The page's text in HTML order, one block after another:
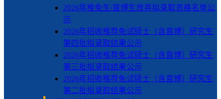
2026年推免生/直博生放弃拟录取资格名单公
示
2026年招收推荐免试硕士（含直博）研究生
第四批拟录取结果公示
2026年招收推荐免试硕士（含直博）研究生
第三批拟录取结果公示
2026年招收推荐免试硕士（含直博）研究生
第二批拟录取结果公示